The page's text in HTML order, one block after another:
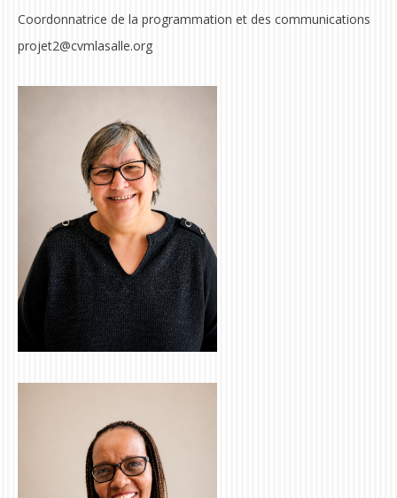
Coordonnatrice de la programmation et des communications
projet2@cvmlasalle.org